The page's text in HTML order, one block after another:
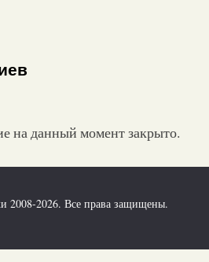
на данный момент закрыто.
2008-2026. Все права защищены.